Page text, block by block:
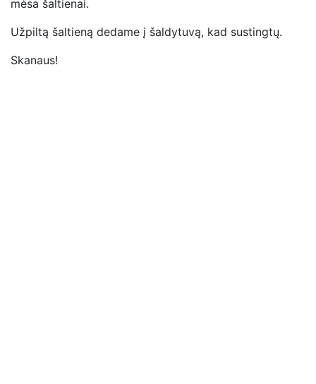
mėsa šaltienai.
Užpiltą šaltieną dedame į šaldytuvą, kad sustingtų.
Skanaus!